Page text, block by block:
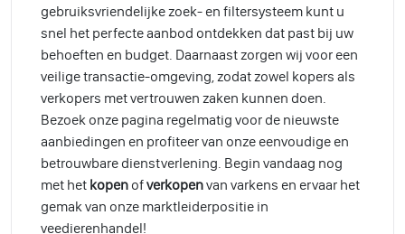
gebruiksvriendelijke zoek- en filtersysteem kunt u
snel het perfecte aanbod ontdekken dat past bij uw
behoeften en budget. Daarnaast zorgen wij voor een
veilige transactie-omgeving, zodat zowel kopers als
verkopers met vertrouwen zaken kunnen doen.
Bezoek onze pagina regelmatig voor de nieuwste
aanbiedingen en profiteer van onze eenvoudige en
betrouwbare dienstverlening. Begin vandaag nog
met het kopen ofverkopenvan varkens en ervaar het
gemak van onze marktleiderpositie in
veedierenhandel!